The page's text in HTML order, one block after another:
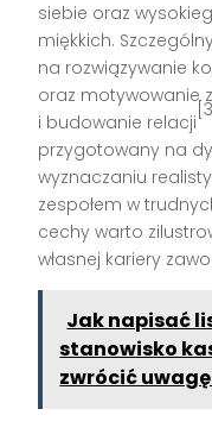
siebie oraz
miękkich.
na rozwiązywanie
oraz motywowanie
i budowanie relacji
przygotowany na
wyznaczaniu
zespołem w
cechy warto
własnej kariery
Jak napisać
stanowisko
zwrócić